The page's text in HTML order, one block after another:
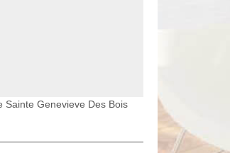
Sainte Genevieve Des Bois